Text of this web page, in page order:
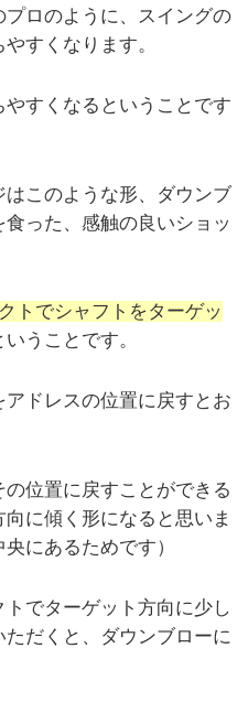
ロのように、スイングの
すくなります。
すくなるということです
このような形、ダウンブ
った、感触の良いショッ
トでシャフトをターゲッ
いうことです。
ドレスの位置に戻すとお
位置に戻すことができる
に傾く形になると思いま
にあるためです）
でターゲット方向に少し
だくと、ダウンブローに